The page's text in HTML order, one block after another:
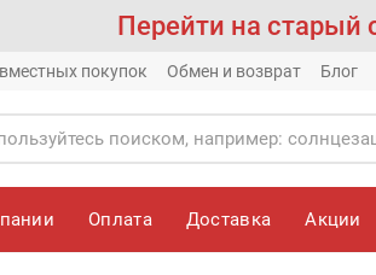
Перейти на старый
покупок Обмен и возврат Блог
Оплата Доставка Акции